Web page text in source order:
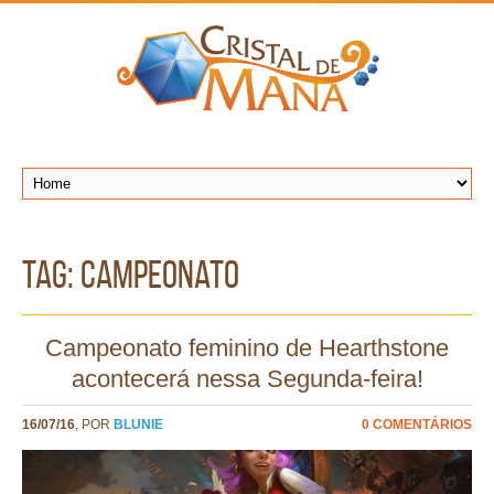
TAG: campeonato
Campeonato feminino de Hearthstone
acontecerá nessa Segunda-feira!
16/07/16, POR BLUNIE 0 COMENTÁRIOS